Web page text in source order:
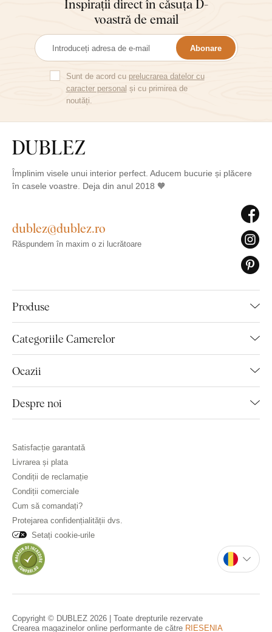
Inspirații direct în căsuța D-
voastră de email
Abonare
Sunt de acord cu prelucrarea datelor cu
caracter personal și cu primirea de
noutăți.
Împlinim visele unui interior perfect. Aducem bucurie și plăcere
în casele voastre. Deja din anul 2018 🧡
Produse
Categoriile Camerelor
Ocazii
Despre noi
dublez@dublez.ro
Răspundem în maxim o zi lucrătoare
Satisfacție garantată
Livrarea și plata
Condiții de reclamație
Condiții comerciale
Cum să comandați?
Protejarea confidențialității dvs.
Setați cookie-urile
Copyright © DUBLEZ 2026 | Toate drepturile rezervate
Crearea magazinelor online performante de către RIESENIA